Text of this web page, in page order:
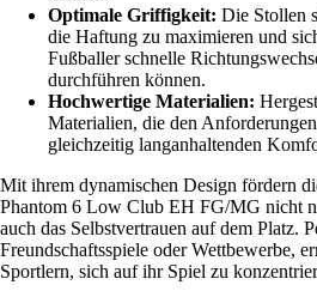
Optimale Griffigkeit: Die Stollen
die Haftung zu maximieren und
Fußballer schnelle
durchführen können.
Hochwertige Materialien:
Materialien, die den
gleichzeitig langanhaltenden
Mit ihrem dynamischen Design fördern
Phantom 6 Low Club EH FG/MG nicht
auch das Selbstvertrauen auf dem Platz.
Freundschaftsspiele oder Wettbewerbe,
Sportlern, sich auf ihr Spiel zu